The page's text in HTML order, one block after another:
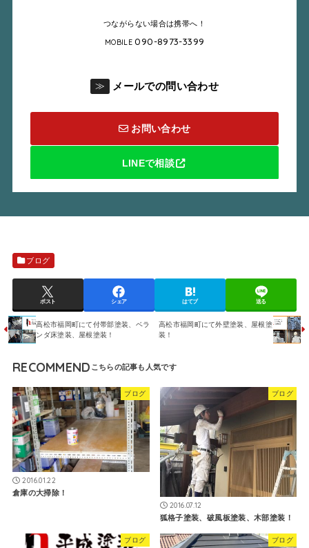
つながらない場合は携帯へ！
MOBILE090-8973-3399
≫ メールでの問い合わせ
お問い合わせ
LINEで相談
ブログ
ポスト シェア はてブ 送る
高松市福岡町にて付帯部塗装、ベラ
ンダ床塗装、屋根塗装！
高松市福岡町にて外壁塗装、屋根塗
装！
RECOMMEND
ブログ
2016.01.22
倉庫の大掃除！
ブログ
2016.07.12
狐格子塗装、破風板塗装、木部塗装！
ブログ ブログ